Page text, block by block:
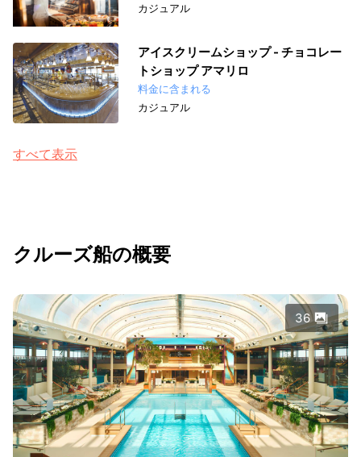
カジュアル
アイスクリームショップ - チョコレー
トショップ アマリロ
料金に含まれる
カジュアル
すべて表示
クルーズ船の概要
36